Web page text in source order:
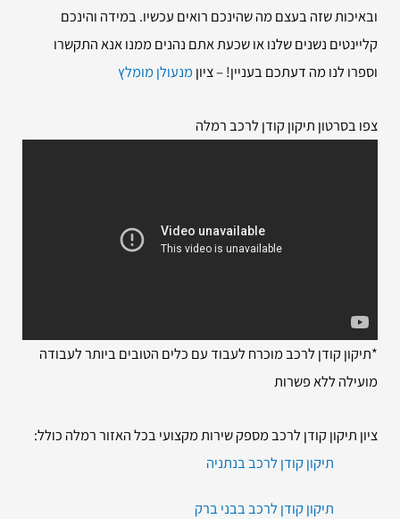
ובאיכות שזה בעצם מה שהינכם רואים עכשיו. במידה והינכם
קליינטים נשנים שלנו או שכעת אתם נהנים ממנו אנא התקשרו
וספרו לנו מה דעתכם בעניין! – ציון מנעולן מומלץ
צפו בסרטון תיקון קודן לרכב רמלה
*תיקון קודן לרכב מוכרח לעבוד עם כלים הטובים ביותר לעבודה
מועילה ללא פשרות
ציון תיקון קודן לרכב מספק שירות מקצועי בכל האזור רמלה כולל:
תיקון קודן לרכב בנתניה
תיקון קודן לרכב בבני ברק